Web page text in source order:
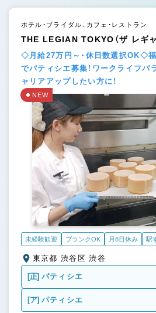
ホテル・ブライダル、カフェ・レストラン
THE LEGIAN TOKYO（ザ レギ
◇月給27万円～・休日数選択OK◇
でパティシエ募集！ワークライフバ
ャリアアップしたい方に！
NEW
未経験歓迎 ブランクOK 月8日休み 駅
東京都 渋谷区 渋谷
[正] パティシエ
[ア] パティシエ